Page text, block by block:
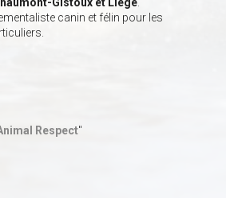
Gistoux et Liège.
canin et félin pour les
Respect"